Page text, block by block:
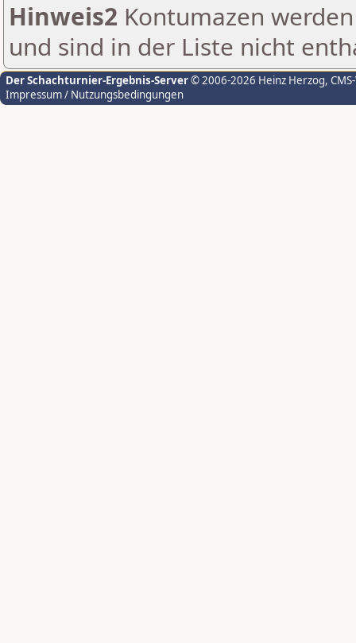
Hinweis2 Kontumazen
und sind in der Liste nicht
Der Schachturnier-Ergebnis-Server© 2006-2026 Heinz Herzog,
Impressum / Nutzungsbedingungen